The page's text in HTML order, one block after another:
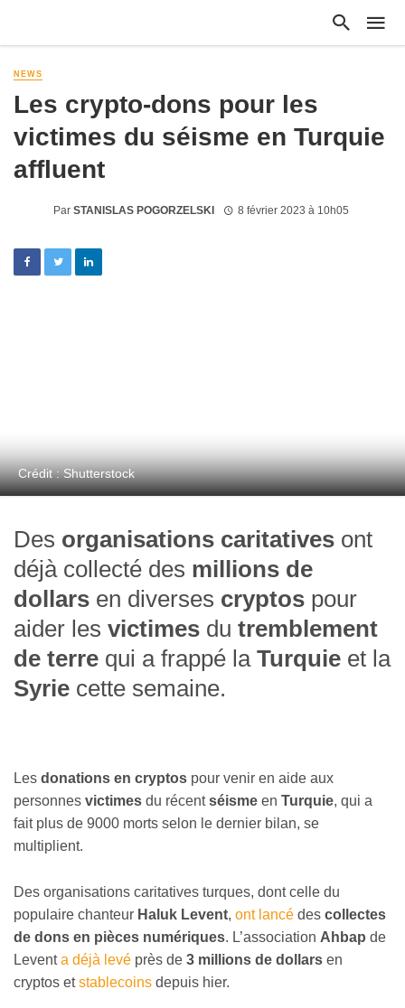
NEWS
Les crypto-dons pour les
victimes du séisme en Turquie
affluent
Par STANISLAS POGORZELSKI 8 février 2023 à 10h05
Crédit : Shutterstock
Des organisations caritatives ont
déjà collecté des millions de
dollars en diverses cryptos pour
aider les victimes du tremblement
de terre qui a frappé la Turquie et la
Syrie cette semaine.
Les donations en cryptos pour venir en aide aux
personnes victimes du récentséisme en Turquie, qui a
fait plus de 9000 morts selon le dernier bilan, se
multiplient.
Des organisations caritatives turques, dont celle du
populaire chanteur Haluk Levent, ont lancé des collectes
de dons en pièces numériques. L’association Ahbap de
Leventa déjà levé près de 3 millions de dollars en
cryptos etstablecoins depuis hier.